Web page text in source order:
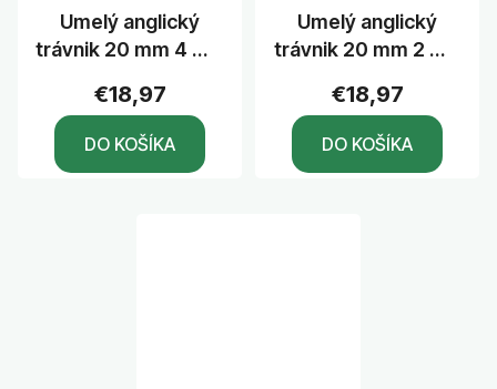
Umelý anglický
trávnik 20 mm 4 m x
€18,97
DO KOŠÍKA
Umelý anglický
trávnik 20 mm 2 m x
€18,97
DO KOŠÍKA